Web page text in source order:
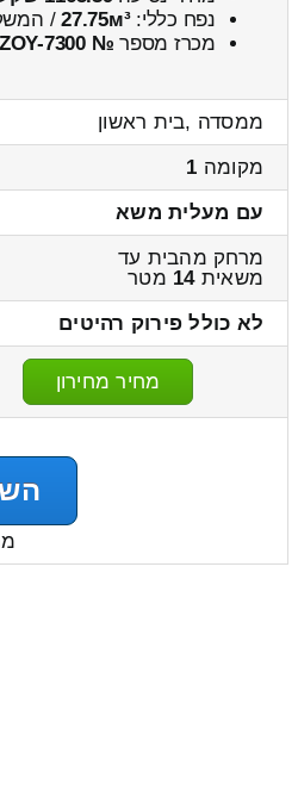
נפח כללי:27.75м³
/
מכרז מספר № QZOY-7300
ממסדה ,בית ראשון
מקומה 1
עם מעלית משא
מרחק מהבית עד
משאית14 מטר
לא כולל פירוק רהיטים
מחיר מחירון
מתוך